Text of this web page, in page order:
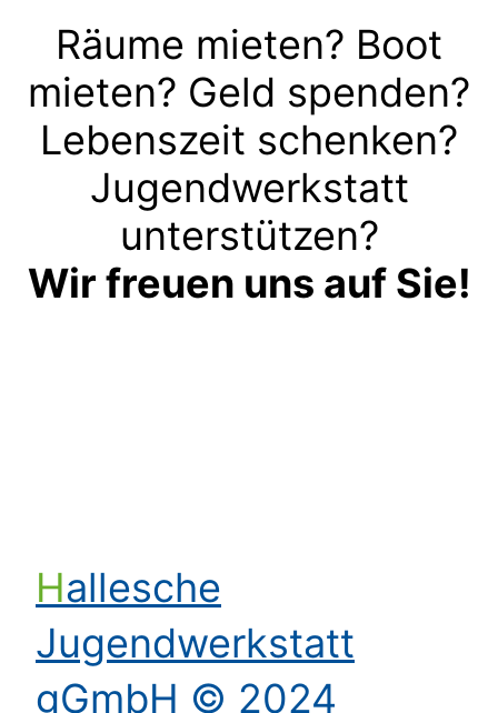
Räume mieten? Boot
mieten? Geld spenden?
Lebenszeit schenken?
Jugendwerkstatt
unterstützen?
Wir freuen uns auf Sie!
Hallesche
Jugendwerkstatt
gGmbH © 2024